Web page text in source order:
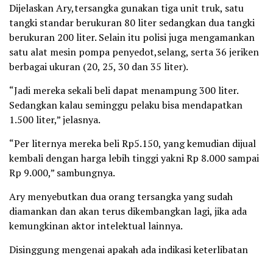
Dijelaskan Ary,tersangka gunakan tiga unit truk, satu
tangki standar berukuran 80 liter sedangkan dua tangki
berukuran 200 liter. Selain itu polisi juga mengamankan
satu alat mesin pompa penyedot,selang, serta 36 jeriken
berbagai ukuran (20, 25, 30 dan 35 liter).
“Jadi mereka sekali beli dapat menampung 300 liter.
Sedangkan kalau seminggu pelaku bisa mendapatkan
1.500 liter,” jelasnya.
“Per liternya mereka beli Rp5.150, yang kemudian dijual
kembali dengan harga lebih tinggi yakni Rp 8.000 sampai
Rp 9.000,” sambungnya.
Ary menyebutkan dua orang tersangka yang sudah
diamankan dan akan terus dikembangkan lagi, jika ada
kemungkinan aktor intelektual lainnya.
Disinggung mengenai apakah ada indikasi keterlibatan